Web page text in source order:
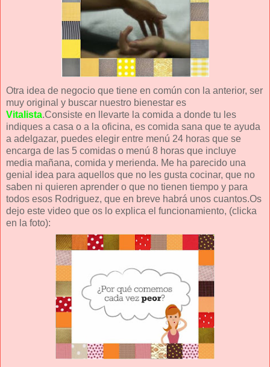
Otra idea de negocio que tiene en común con la anterior, ser
muy original y buscar nuestro bienestar es
Vitalista.Consiste en llevarte la comida a donde tu les
indiques a casa o a la oficina, es comida sana que te ayuda
a adelgazar, puedes elegir entre menú 24 horas que se
encarga de las 5 comidas o menú 8 horas que incluye
media mañana, comida y merienda. Me ha parecido una
genial idea para aquellos que no les gusta cocinar, que no
saben ni quieren aprender o que no tienen tiempo y para
todos esos Rodriguez, que en breve habrá unos cuantos.Os
dejo este video que os lo explica el funcionamiento, (clicka
en la foto):